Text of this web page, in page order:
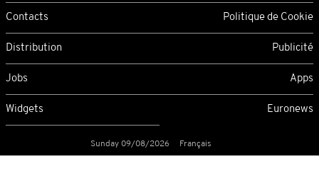
Contacts Politique de Cookie
Distribution Publicité
Jobs Apps
Widgets Euronews
Sunday 09/08/2026